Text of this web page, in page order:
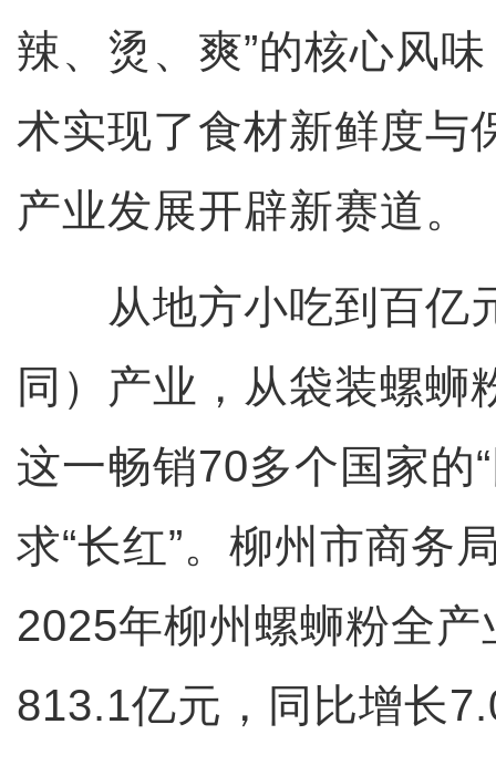
辣、烫、爽”的核心风
术实现了食材新鲜度与
产业发展开辟新赛道。
从地方小吃到百亿
同）产业，从袋装螺蛳
这一畅销70多个国家的
求“长红”。柳州市商务
2025年柳州螺蛳粉全
813.1亿元，同比增长